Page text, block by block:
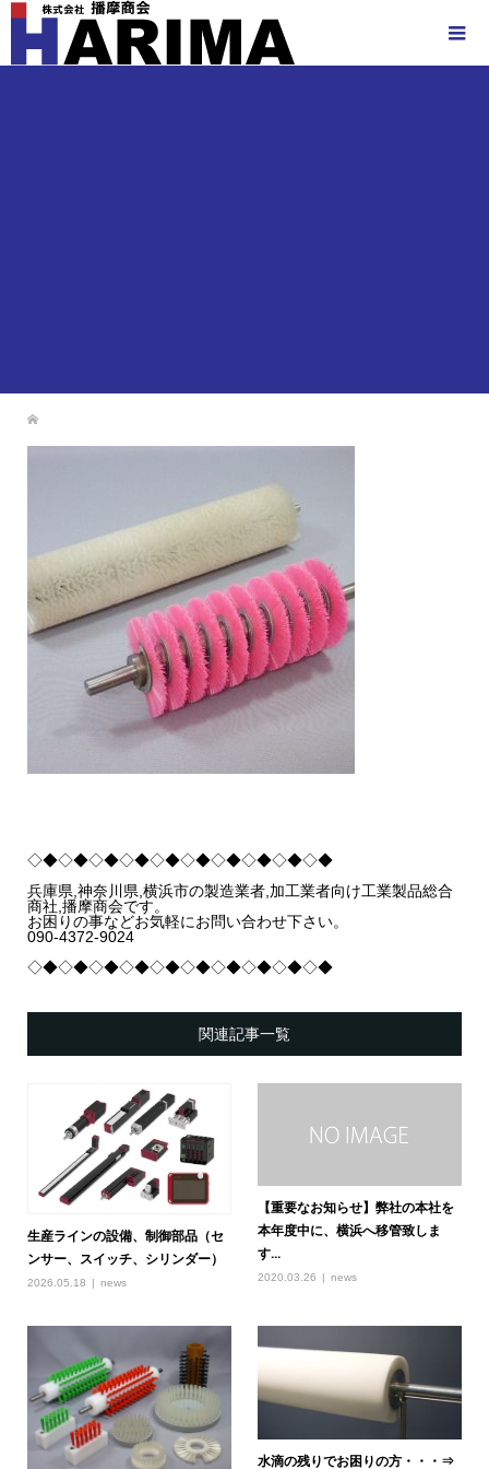
◇◆◇◆◇◆◇◆◇◆◇◆◇◆◇◆◇◆◇◆
兵庫県,神奈川県,横浜市の製造業者,加工業者向け工業製品総合
商社,播摩商会です。
お困りの事などお気軽にお問い合わせ下さい。
090-4372-9024
◇◆◇◆◇◆◇◆◇◆◇◆◇◆◇◆◇◆◇◆
関連記事一覧
生産ラインの設備、制御部品（セ
ンサー、スイッチ、シリンダー）
2026.05.18 news
【重要なお知らせ】弊社の本社を
本年度中に、横浜へ移管致しま
す...
2020.03.26 news
水滴の残りでお困りの方・・・⇒